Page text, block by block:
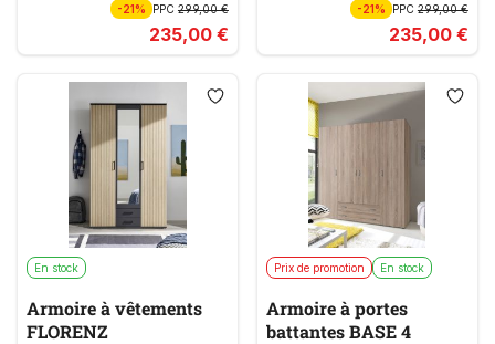
-21% PPC 299,00 €
235,00 €
-21% PPC299,00 €
235,00 €
En stock
Armoire à vêtements
FLORENZ
Prix de promotion En stock
Armoire à portes
battantes BASE 4